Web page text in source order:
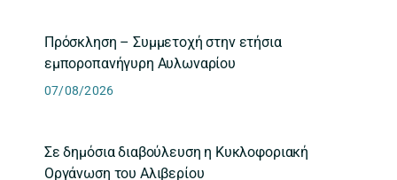
Πρόσκληση – Συμμετοχή στην ετήσια
εμποροπανήγυρη Αυλωναρίου
07/08/2026
Σε δημόσια διαβούλευση η Κυκλοφοριακή
Οργάνωση του Αλιβερίου